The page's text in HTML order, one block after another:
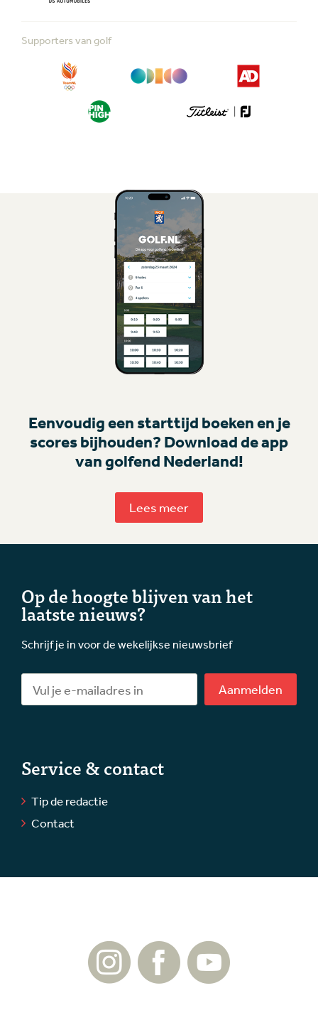
Supporters van golf
Eenvoudig een starttijd boeken en je
scores bijhouden? Download de app
van golfend Nederland!
Lees meer
Op de hoogte blijven van het
laatste nieuws?
Schrijf je in voor de wekelijkse nieuwsbrief
Aanmelden
Service & contact
Tip de redactie
Contact